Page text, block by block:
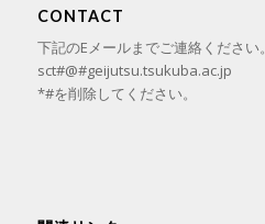
CONTACT
下記のEメールまでご連絡ください。
sct#@#geijutsu.tsukuba.ac.jp
*#を削除してください。